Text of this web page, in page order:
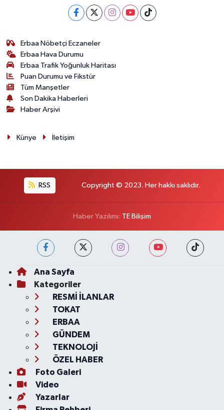
Erbaa Nöbetçi Eczaneler
Erbaa Hava Durumu
Erbaa Trafik Yoğunluk Haritası
Puan Durumu ve Fikstür
Tüm Manşetler
Son Dakika Haberleri
Haber Arşivi
Künye İletişim
RSS Copyright © 2023. Her hakkı saklıdır.
Haber Yazılımı: TE Bilişim
Ana Sayfa
Kategoriler
RESMİ İLANLAR
TOKAT
ERBAA
GÜNDEM
TEKNOLOJİ
ÖZEL HABER
Foto Galeri
Video
Yazarlar